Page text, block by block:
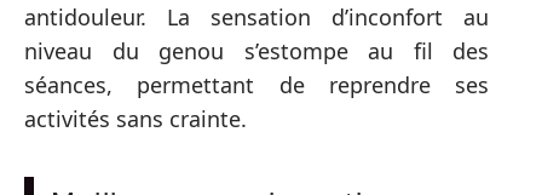
antidouleur. La sensation d’inconfort au
niveau du genou s’estompe au fil des
séances, permettant de reprendre ses
activités sans crainte.